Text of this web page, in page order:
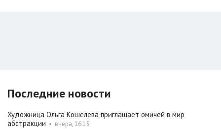
Последние новости
Художница Ольга Кошелева приглашает омичей в мир
абстракции • вчера, 16:15